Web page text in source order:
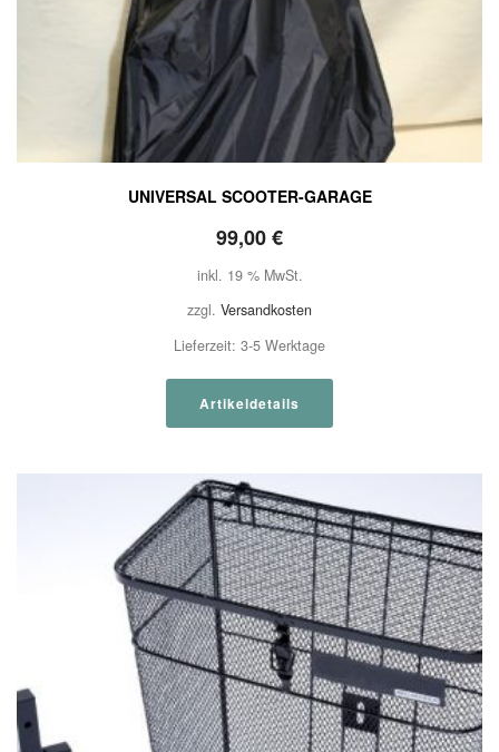
UNIVERSAL SCOOTER-GARAGE
99,00€
inkl. 19 % MwSt.
zzgl. Versandkosten
Lieferzeit: 3-5 Werktage
Artikeldetails